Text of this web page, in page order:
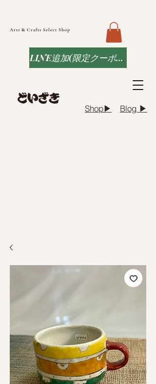
Arts & Crafts Select Shop
Blog ▶︎
Shop▶︎
LINE追加(限定クーポンなど)